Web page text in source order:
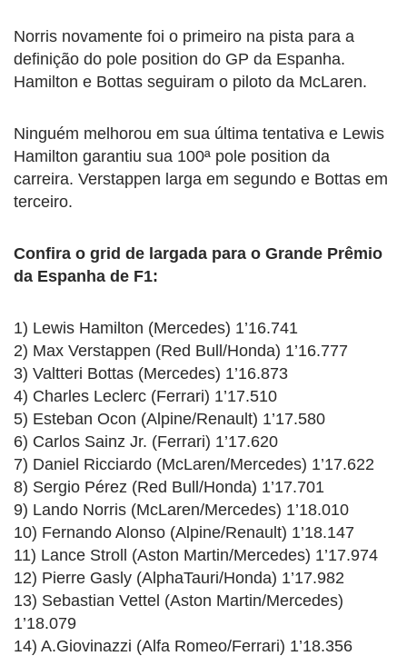
Norris novamente foi o primeiro na pista para a
definição do pole position do GP da Espanha.
Hamilton e Bottas seguiram o piloto da McLaren.
Ninguém melhorou em sua última tentativa e Lewis
Hamilton garantiu sua 100ª pole position da
carreira. Verstappen larga em segundo e Bottas em
terceiro.
Confira o grid de largada para o Grande Prêmio
da Espanha de F1:
1) Lewis Hamilton (Mercedes) 1’16.741
2) Max Verstappen (Red Bull/Honda) 1’16.777
3) Valtteri Bottas (Mercedes) 1’16.873
4) Charles Leclerc (Ferrari) 1’17.510
5) Esteban Ocon (Alpine/Renault) 1’17.580
6) Carlos Sainz Jr. (Ferrari) 1’17.620
7) Daniel Ricciardo (McLaren/Mercedes) 1’17.622
8) Sergio Pérez (Red Bull/Honda) 1’17.701
9) Lando Norris (McLaren/Mercedes) 1’18.010
10) Fernando Alonso (Alpine/Renault) 1’18.147
11) Lance Stroll (Aston Martin/Mercedes) 1’17.974
12) Pierre Gasly (AlphaTauri/Honda) 1’17.982
13) Sebastian Vettel (Aston Martin/Mercedes)
1’18.079
14) A.Giovinazzi (Alfa Romeo/Ferrari) 1’18.356